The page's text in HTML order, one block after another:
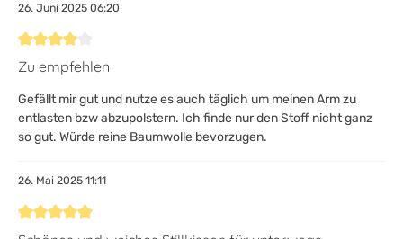
26. Juni 2025 06:20
Bewertung mit 4 von 5 Sternen
Zu empfehlen
Gefällt mir gut und nutze es auch täglich um meinen Arm zu
entlasten bzw abzupolstern. Ich finde nur den Stoff nicht ganz
so gut. Würde reine Baumwolle bevorzugen.
26. Mai 2025 11:11
Bewertung mit 5 von 5 Sternen